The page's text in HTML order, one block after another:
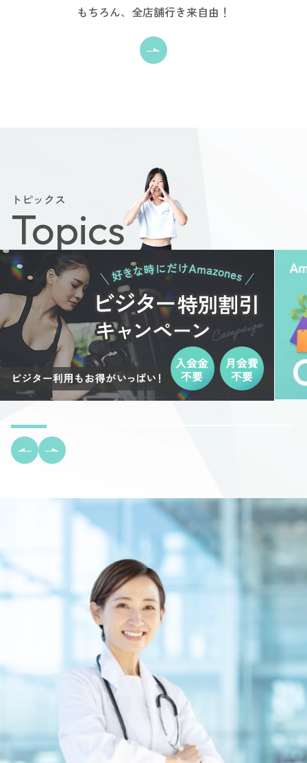
もちろん、全店舗行き来自由！
トピックス
Topics